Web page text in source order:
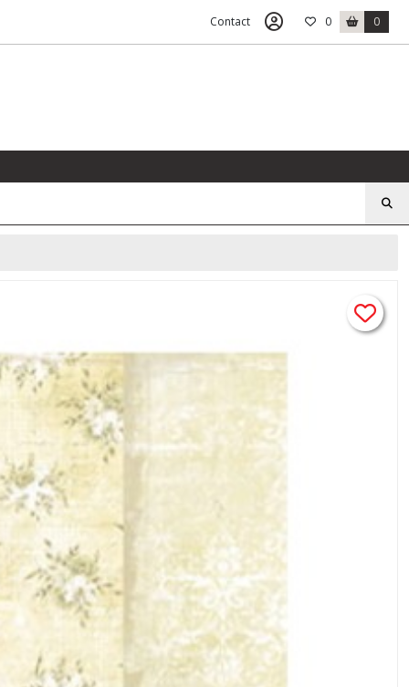
Contact 0 0